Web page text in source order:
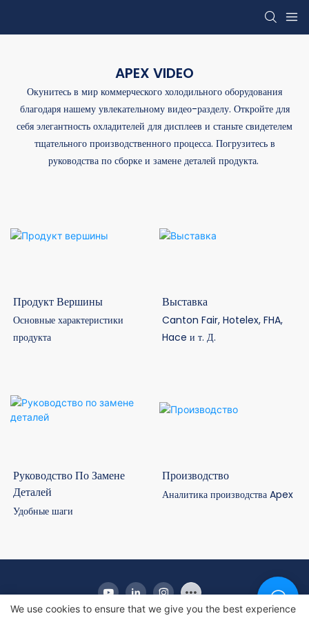
APEX VIDEO
Окунитесь в мир коммерческого холодильного оборудования
благодаря нашему увлекательному видео-разделу. Откройте для
себя элегантность охладителей для дисплеев и станьте свидетелем
тщательного производственного процесса. Погрузитесь в
руководства по сборке и замене деталей продукта.
Продукт Вершины
Основные характеристики
продукта
Выставка
Canton Fair, Hotelex, FHA,
Hace и т. Д.
Руководство По Замене
Деталей
Удобные шаги
Производство
Аналитика производства Apex
We use cookies to ensure that we give you the best experience